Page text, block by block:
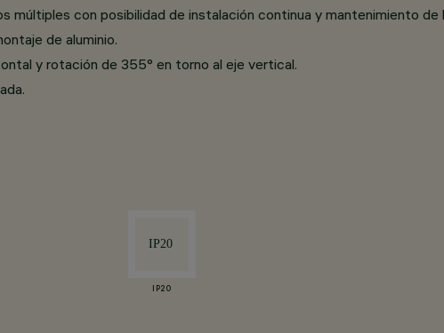
múltiples con posibilidad de instalación continua y mantenimiento
de aluminio.
y rotación de 355° en torno al eje vertical.
IP20